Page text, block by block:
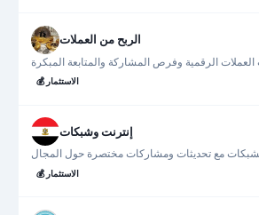
الربح من العملات
💰 الاستثمار
إنترنت وشبكات
💰 الاستثمار